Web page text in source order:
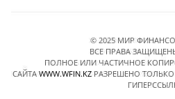
© 2025 МИР
ВСЕ ПРАВА
ПОЛНОЕ ИЛИ ЧАСТИЧНОЕ
САЙТА WWW.WFIN.KZРАЗРЕШЕНО